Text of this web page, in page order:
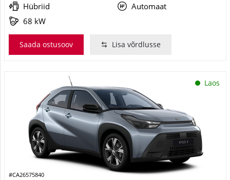
Hübriid
Automaat
68 kW
Saada ostusoov Lisa võrdlusse
Laos
#CA26575840